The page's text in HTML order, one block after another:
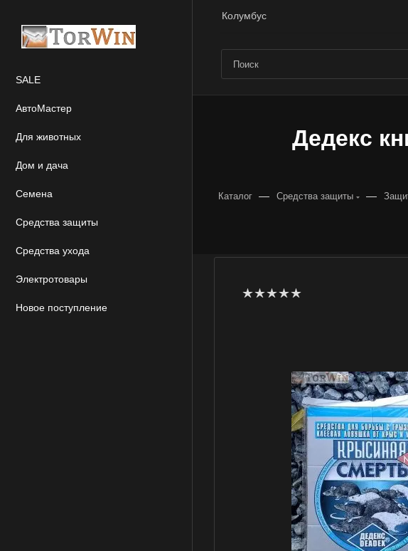
Колумбус
SALE
АвтоМастер
Для животных
Дом и дача
Семена
Средства защиты
Средства ухода
Электротовары
Новое поступление
Дедекс
Каталог — Средства защиты —